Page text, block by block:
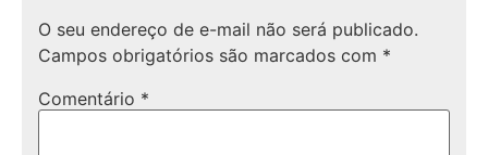
O seu endereço de e-mail não será publicado.
Campos obrigatórios são marcados com *
Comentário *